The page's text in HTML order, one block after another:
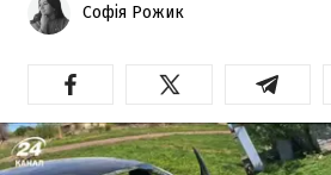
Софія Рожик